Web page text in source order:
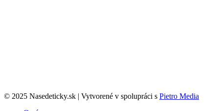
© 2025 Nasedeticky.sk | Vytvorené v spolupráci s Pietro Media